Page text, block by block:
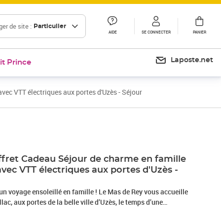
de site : Particulier
AIDE SE CONNECTER PANIER
Prince Laposte.net
VTT électriques aux portes d'Uzès - Séjour
Cadeau Séjour de charme en famille
VTT électriques aux portes d'Uzès -
voyage ensoleillé en famille ! Le Mas de Rey vous accueille
aux portes de la belle ville d’Uzès, le temps d’une
Profitez de 2 nuits sereines dans un joli gîte au confort